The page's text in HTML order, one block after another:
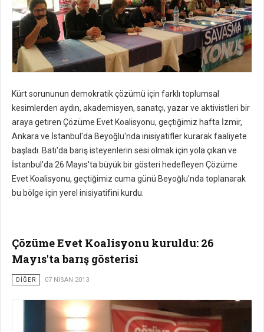
Kürt sorununun demokratik çözümü için farklı toplumsal
kesimlerden aydın, akademisyen, sanatçı, yazar ve aktivistleri bir
araya getiren Çözüme Evet Koalisyonu, geçtiğimiz hafta İzmir,
Ankara ve İstanbul'da Beyoğlu'nda inisiyatifler kurarak faaliyete
başladı. Batı'da barış isteyenlerin sesi olmak için yola çıkan ve
İstanbul'da 26 Mayıs'ta büyük bir gösteri hedefleyen Çözüme
Evet Koalisyonu, geçtiğimiz cuma günü Beyoğlu'nda toplanarak
bu bölge için yerel inisiyatifini kurdu.
Çözüme Evet Koalisyonu kuruldu: 26
Mayıs'ta barış gösterisi
DİĞER 07 NISAN 2013